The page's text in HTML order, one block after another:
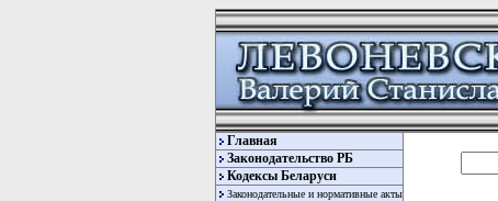
Главная
Законодательство РБ
Кодексы Беларуси
Законодательные и нормативные акты